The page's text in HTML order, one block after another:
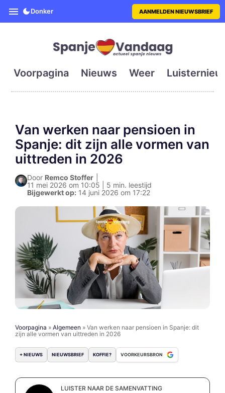
SpanjeVandaag is de eerste
Donker AANMELDEN NIEUWSBRIEF
Voorpagina Nieuws Weer
Van werken naar pensioen in
Spanje: dit zijn alle vormen van
uittreden in 2026
Door Remco Stoffer
11 mei 2026 om 10:05 | 5 min. leestijd
Bijgewerkt op: 14 juni 2026 om 17:22
Voorpagina » Algemeen » Van werken naar pensioen in Spanje: dit
zijn alle vormen van uittreden in 2026
+ NIEUWS NIEUWSBRIEF KOFFIE? VOORKEURSBRON
LUISTER NAAR DE SAMENVATTING